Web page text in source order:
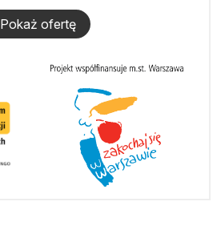
Pokaż ofertę